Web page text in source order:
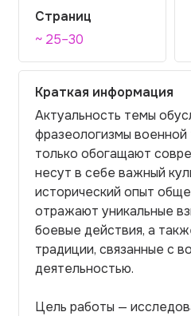
Страниц
~ 25–30
Краткая информация
Актуальность темы
фразеологизмы военной
только обогащают
несут в себе важный
исторический опыт
отражают уникальные
боевые действия, а
традиции, связанные с
деятельностью.
Цель работы —